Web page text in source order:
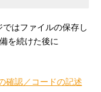
はファイルの保存し
を続けた後に
確認／コードの記述